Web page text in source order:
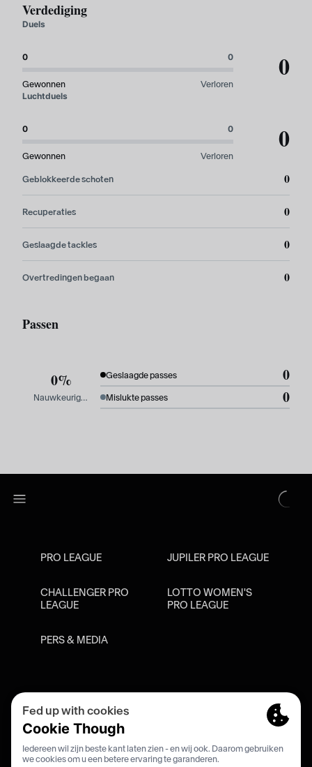
Verdediging
Duels
0 0
Gewonnen Verloren
0
Luchtduels
0 0
Gewonnen Verloren
0
Geblokkeerde schoten 0
Recuperaties 0
Geslaagde tackles 0
Overtredingen begaan 0
Passen
0%
Nauwkeurigheid
Geslaagde passes 0
Mislukte passes 0
PRO LEAGUE JUPILER PRO LEAGUE
CHALLENGER PRO
LEAGUE
LOTTO WOMEN'S
PRO LEAGUE
PERS & MEDIA
Cookie Policy
Meldpunt Racisme En Discriminatie